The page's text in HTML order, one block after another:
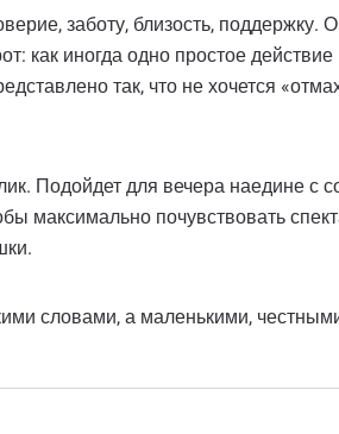
заботу, близость, поддержку.
как иногда одно простое
так, что не хочется
Подойдет для вечера наедине с
максимально почувствовать
словами, а маленькими,